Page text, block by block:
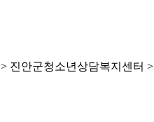
> 진안군청소년상담복지센터 >